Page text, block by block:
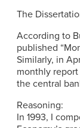
The
According to
published
Similarly, in
monthly report
the central
Reasoning:
In 1993, I